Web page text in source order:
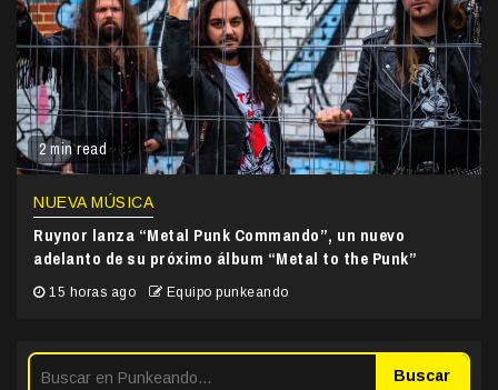
2 min read
NUEVA MÚSICA
Ruynor lanza “Metal Punk Commando”, un nuevo
adelanto de su próximo álbum “Metal to the Punk”
15 horas ago Equipo punkeando
Buscar